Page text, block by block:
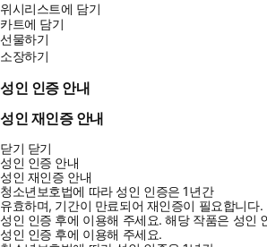
두 겹의 삶을 견디기 위해서, 시간과 공간이 새
는 접점에서, 정치와 미학의 청원이 충돌하고
하는 전위에서, 서상영의 시세계가 조금 더 독
한다. _류신, 해설 「안티 오이디푸스 시극(詩
위시리스트에 담기
카트에 담기
선물하기
소장하기
성인 인증 안내
성인 재인증 안내
닫기 닫기
성인 인증 안내
성인 재인증 안내
청소년보호법에 따라 성인 인증은 1년간
유효하며, 기간이 만료되어 재인증이 필요합니다.
성인 인증 후에 이용해 주세요.해당 작품은 성인
성인 인증 후에 이용해 주세요.